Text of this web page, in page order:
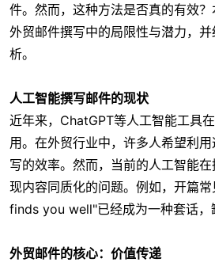
件。然而，这种方法是否真的有效
外贸邮件撰写中的局限性与潜力，
析。
人工智能撰写邮件的现状
近年来，ChatGPT等人工智能工具
用。在外贸行业中，许多人希望利
写的效率。然而，当前的人工智能
现内容同质化的问题。例如，开篇
finds you well"已经成为一种套话，
外贸邮件的核心：价值传递